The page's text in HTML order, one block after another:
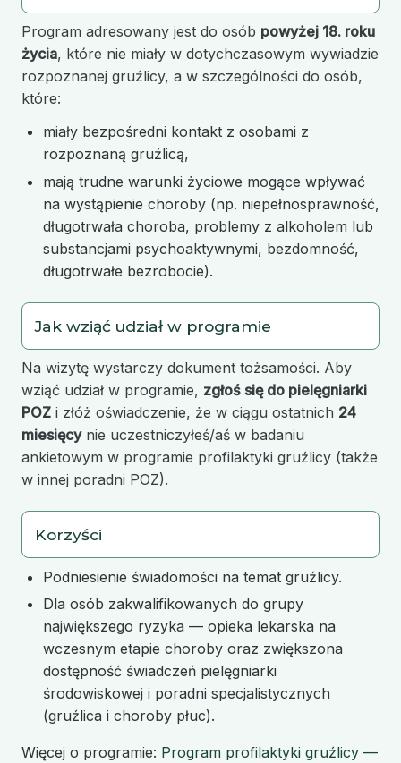
Program adresowany jest do osób powyżej 18. roku
życia, które nie miały w dotychczasowym wywiadzie
rozpoznanej gruźlicy, a w szczególności do osób,
które:
miały bezpośredni kontakt z osobami z
rozpoznaną gruźlicą,
mają trudne warunki życiowe mogące wpływać
na wystąpienie choroby (np. niepełnosprawność,
długotrwała choroba, problemy z alkoholem lub
substancjami psychoaktywnymi, bezdomność,
długotrwałe bezrobocie).
Jak wziąć udział w programie
Na wizytę wystarczy dokument tożsamości. Aby
wziąć udział w programie, zgłoś się do pielęgniarki
POZ i złóż oświadczenie, że w ciągu ostatnich 24
miesięcynie uczestniczyłeś/aś w badaniu
ankietowym w programie profilaktyki gruźlicy (także
w innej poradni POZ).
Korzyści
Podniesienie świadomości na temat gruźlicy.
Dla osób zakwalifikowanych do grupy
największego ryzyka — opieka lekarska na
wczesnym etapie choroby oraz zwiększona
dostępność świadczeń pielęgniarki
środowiskowej i poradni specjalistycznych
(gruźlica i choroby płuc).
Więcej o programie: Program profilaktyki gruźlicy —